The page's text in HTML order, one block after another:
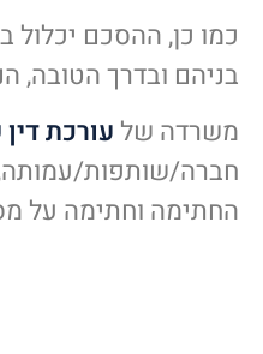
כמו כן, ההסכם יכלול
בניהם ובדרך הטובה,
משרדה של עורכת
חברה/שותפות/עמותה,
החתימה וחתימה על